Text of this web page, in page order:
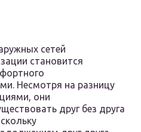
сетей
становится
Несмотря на разницу
они
друг без друга